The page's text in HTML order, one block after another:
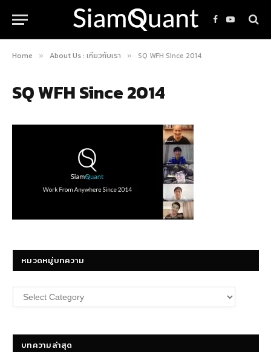
Facebook
YouTube
Home » About Us : เกี่ยวกับเรา » SQ WFH Since 2014
SQ WFH Since 2014
หมวดหมู่บทความ
หมวด
หมู่
บทความล่าสุด